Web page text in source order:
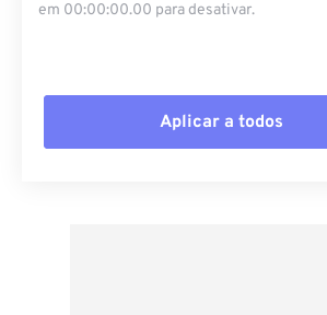
em 00:00:00.00 para desativar.
Aplicar a todos